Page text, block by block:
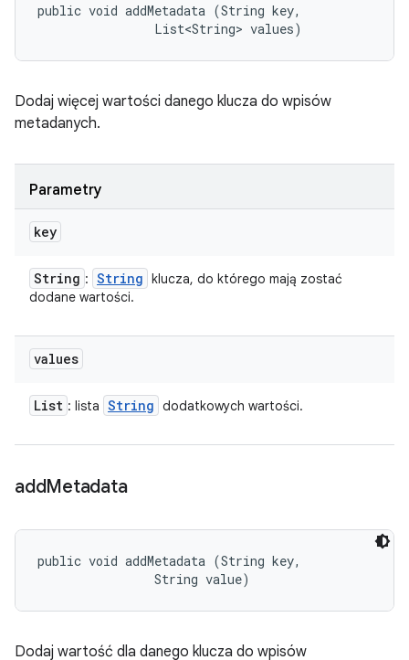
public void addMetadata (String key,
                List<String> values)
Dodaj więcej wartości danego klucza do wpisów
metadanych.
Parametry
key
String : String klucza, do którego mają zostać
dodane wartości.
values
List : lista String dodatkowych wartości.
addMetadata
public void addMetadata (String key,
                String value)
Dodaj wartość dla danego klucza do wpisów